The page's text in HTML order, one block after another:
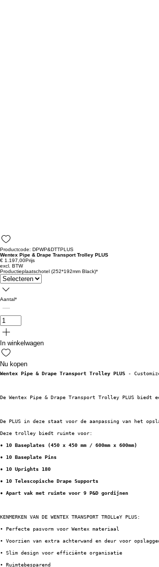
Productcode: DPWP&DTTPLUS
Wentex Pipe & Drape Transport Trolley PLUS
€ 1.197,00Prijs
excl. BTW
Productieplaatschotel (252*192mm Black)*
Aantal*
In winkelwagen
Nu kopen
Wentex Pipe & Drape Transport Trolley PLUS -
De Wentex Pipe & Drape Transport Trolley PLUS
De PLUS in deze staat voor de aanpassing van het
Deze trolley biedt ruimte voor:
• 10 Baseplates (450 x 450 mm / 600mm x 600mm)
• 10 Baseplate Pins
• 10 Uprights 180
• 10 Telescopische Drape Supports
• Apart vak met ruimte voor 9 P&D gordijnen
KENMERKEN VAN DE WENTEX TRANSPORT TROLLeY PLUS:
• Perfecte pasvorm voor Wentex materiaal
• Voorzien van extra achterwand en deur voor
• Slim design voor efficiënte organisatie
• Ruimtebesparend